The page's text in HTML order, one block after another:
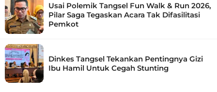
Usai Polemik Tangsel Fun Walk & Run 2026,
Pilar Saga Tegaskan Acara Tak Difasilitasi
Pemkot
Dinkes Tangsel Tekankan Pentingnya Gizi
Ibu Hamil Untuk Cegah Stunting